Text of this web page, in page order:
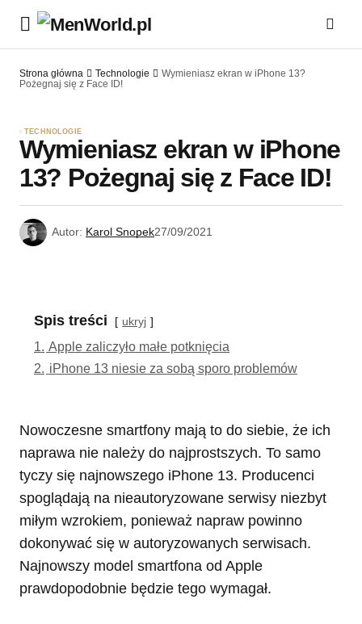
Strona główna Technologie
Wymieniasz ekran w iPhone 13?
Pożegnaj się z Face ID!
TECHNOLOGIE
Wymieniasz ekran w iPhone
13? Pożegnaj się z Face ID!
Autor: Karol Snopek27/09/2021
Spis treści ukryj
1. Apple zaliczyło małe potknięcia
2. iPhone 13 niesie za sobą sporo problemów
Nowoczesne smartfony mają to do siebie, że ich
naprawa nie należy do najprostszych. To samo
tyczy się najnowszego iPhone 13. Producenci
spoglądają na nieautoryzowane serwisy niezbyt
miłym wzrokiem, ponieważ napraw powinno
dokonywać się w autoryzowanych serwisach.
Najnowszy model smartfona od Apple
prawdopodobnie będzie tego wymagał.